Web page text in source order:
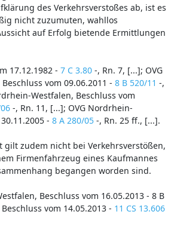
des Verkehrsverstoßes ab, ist es
nicht zuzumuten, wahllos
auf Erfolg bietende Ermittlungen
17.12.1982 - 7 C 3.80-, Rn. 7, [...]; OVG
vom 09.06.2011 - 8 B 520/11 -,
Westfalen, Beschluss vom
-, Rn. 11, [...]; OVG Nordrhein-
- 8 A 280/05-, Rn. 25 ff., [...].
gilt zudem nicht bei Verkehrsverstößen,
Firmenfahrzeug eines Kaufmannes
begangen worden sind.
Beschluss vom 16.05.2013 - 8 B
vom 14.05.2013 - 11 CS 13.606